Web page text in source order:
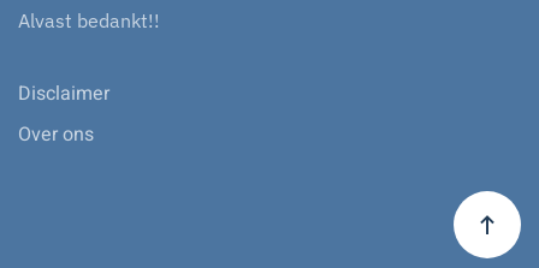
Alvast bedankt!!
Disclaimer
Over ons